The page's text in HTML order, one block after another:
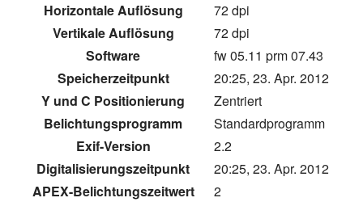
Horizontale Auflösung
72 dpi
Vertikale Auflösung
72 dpi
Software
fw 05.11 prm 07.43
Speicherzeitpunkt
20:25, 23. Apr. 2012
Y und C Positionierung
Zentriert
Belichtungsprogramm
Standardprogramm
Exif-Version
2.2
Digitalisierungszeitpunkt
20:25, 23. Apr. 2012
APEX-Belichtungszeitwert
2